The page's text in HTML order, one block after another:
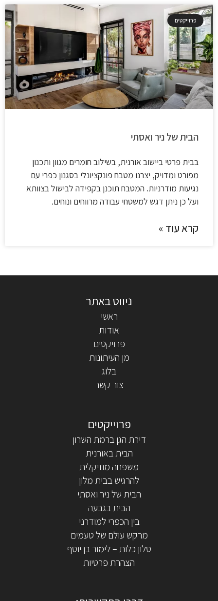
פרוייקטים
הבית של ניר ואסתי
בבית פרטי ביישוב אורנית, בשילוב חומרים מגוון ותכנון
מפורט ומדויק, יצרנו מטבח פונקציונלי בסגנון כפרי עם
נגיעות מודרניות. המטבח תוכנן בקפידה לבישול בצוותא
ועל כן ניתן דגש למשטחי עבודה מרווחים ונוחים.
קרא עוד »
ראשי
אודות
פרויקטים
מן העיתונות
בלוג
צור קשר
דירת הגן ברמת השרון
הבית באורנית
משפחה מוזיקלית
להרגיש בבית מלון
הבית של ניר ואסתי
הבית בגבעה
בין הכפרי למודרני
מרקש עולם של טעמים
סלון כלות – לימור בן יוסף
הצהרת פרטיות